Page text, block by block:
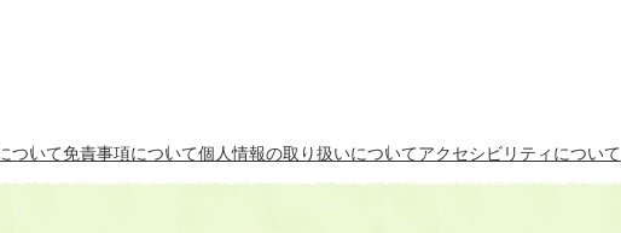
ついて免責事項について個人情報の取り扱いについてアクセシビリティについて